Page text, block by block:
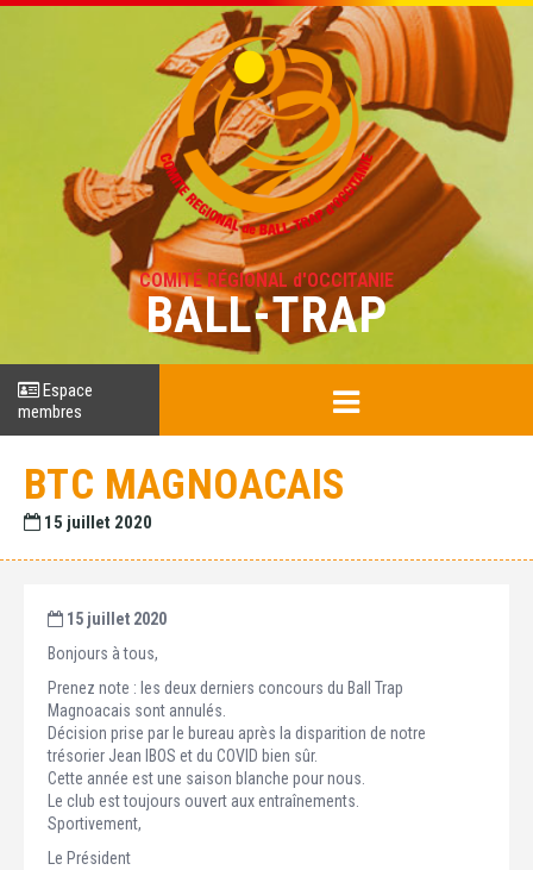
COMITÉ RÉGIONAL d'OCCITANIE
BALL-TRAP
Espace
membres
BTC MAGNOACAIS
15 juillet 2020
15 juillet 2020
Bonjours à tous,
Prenez note : les deux derniers concours du Ball Trap
Magnoacais sont annulés.
Décision prise par le bureau après la disparition de notre
trésorier Jean IBOS et du COVID bien sûr.
Cette année est une saison blanche pour nous.
Le club est toujours ouvert aux entraînements.
Sportivement,
Le Président